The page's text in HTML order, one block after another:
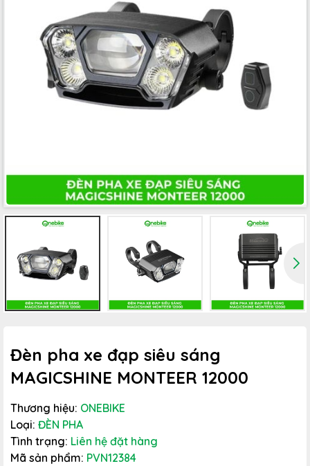
Đèn pha xe đạp siêu sáng
MAGICSHINE MONTEER 12000
Thương hiệu: ONEBIKE
Loại: ĐÈN PHA
Tình trạng: Liên hệ đặt hàng
Mã sản phẩm: PVN12384